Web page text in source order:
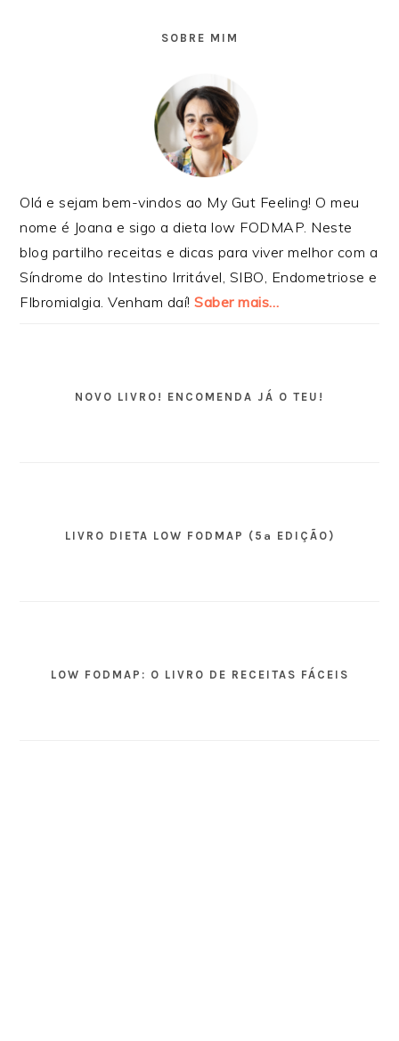
SOBRE MIM
Olá e sejam bem-vindos ao My Gut Feeling! O meu
nome é Joana e sigo a dieta low FODMAP. Neste
blog partilho receitas e dicas para viver melhor com a
Síndrome do Intestino Irritável, SIBO, Endometriose e
FIbromialgia. Venham daí!Saber mais…
NOVO LIVRO! ENCOMENDA JÁ O TEU!
LIVRO DIETA LOW FODMAP (5ª EDIÇÃO)
LOW FODMAP: O LIVRO DE RECEITAS FÁCEIS